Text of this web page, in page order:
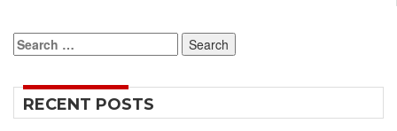
Search
for:
RECENT POSTS